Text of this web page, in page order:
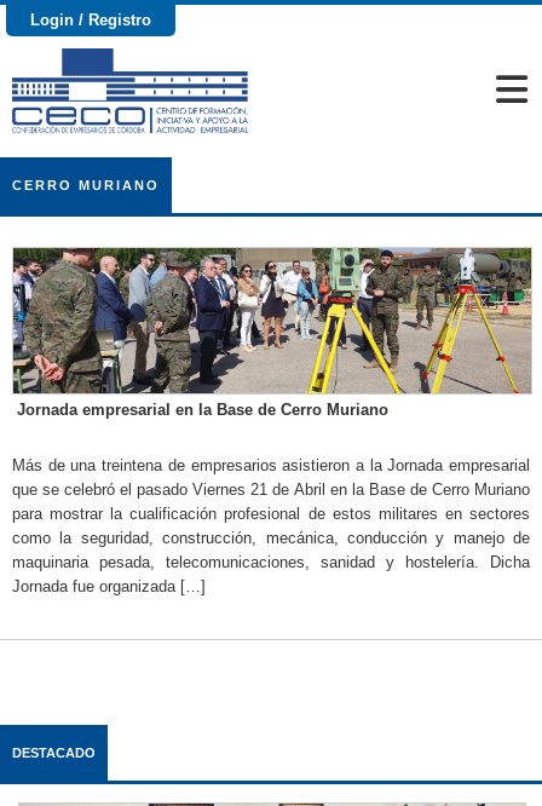
Login / Registro
CERRO MURIANO
Jornada empresarial en la Base de Cerro Muriano
Más de una treintena de empresarios asistieron a la Jornada empresarial
que se celebró el pasado Viernes 21 de Abril en la Base de Cerro Muriano
para mostrar la cualificación profesional de estos militares en sectores
como la seguridad, construcción, mecánica, conducción y manejo de
maquinaria pesada, telecomunicaciones, sanidad y hostelería. Dicha
Jornada fue organizada […]
DESTACADO